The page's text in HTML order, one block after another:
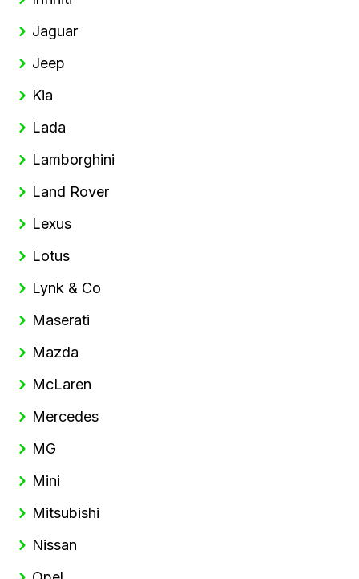
Jaguar
Jeep
Kia
Lada
Lamborghini
Land Rover
Lexus
Lotus
Lynk & Co
Maserati
Mazda
McLaren
Mercedes
MG
Mini
Mitsubishi
Nissan